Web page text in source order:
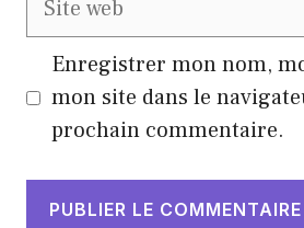
Enregistrer mon nom,
mon site dans le
prochain commentaire.